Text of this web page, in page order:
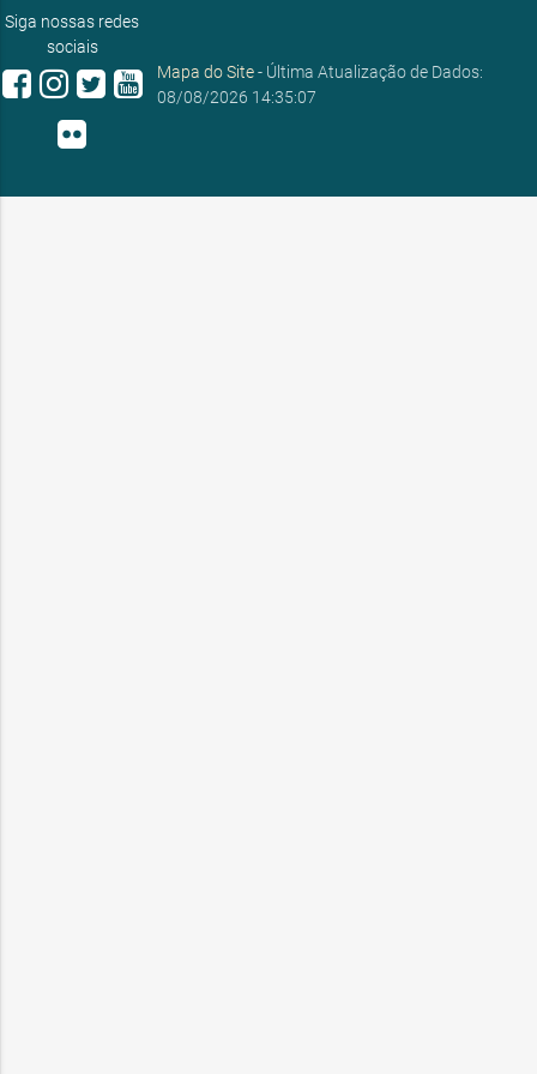
Siga nossas redes
sociais
Mapa do Site- Última Atualização de Dados:
08/08/2026 14:35:07